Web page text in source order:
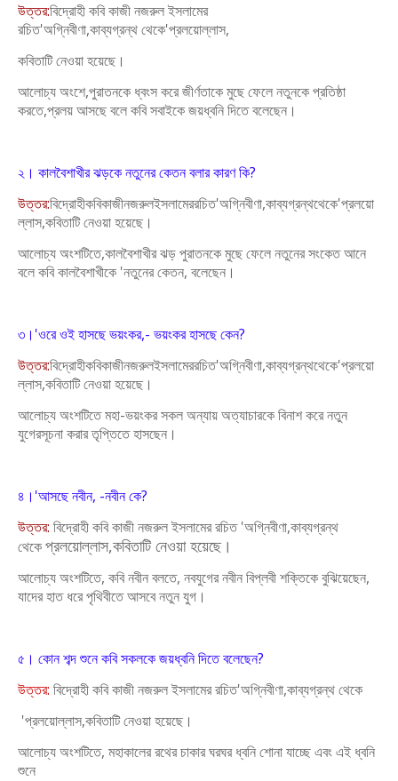
উত্তর:বিদ্রোহী কবি কাজী নজরুল ইসলামের
রচিত'অগ্নিবীণা,কাব্যগ্রন্থথেকে'প্রলয়োল্লাস,
কবিতাটি নেওয়া হয়েছে।
আলোচ্য অংশে,পুরাতনকে ধ্বংস করে জীর্ণতাকে মুছে ফেলে নতুনকে প্রতিষ্ঠা
করতে,প্রলয়আসছে বলে কবি সবাইকে জয়ধ্বনি দিতে বলেছেন।
২। কালবৈশাখীর ঝড়কে নতুনের কেতন বলার কারণ কি?
উত্তর:বিদ্রোহীকবিকাজীনজরুলইসলামেররচিত'অগ্নিবীণা,কাব্যগ্রন্থথেকে'প্রলয়ো
ল্লাস,কবিতাটি নেওয়া হয়েছে।
আলোচ্য অংশটিতে,কালবৈশাখীর ঝড় পুরাতনকে মুছে ফেলে নতুনের সংকেত আনে
বলেকবি কালবৈশাখীকে 'নতুনের কেতন, বলেছেন।
৩।'ওরে ওই হাসছে ভয়ংকর,- ভয়ংকর হাসছে কেন?
উত্তর:বিদ্রোহীকবিকাজীনজরুলইসলামেররচিত'অগ্নিবীণা,কাব্যগ্রন্থথেকে'প্রলয়ো
ল্লাস,কবিতাটি নেওয়া হয়েছে।
আলোচ্য অংশটিতে মহা-ভয়ংকর সকল অন্যায় অত্যাচারকে বিনাশ করে নতুন
যুগেরসূচনাকরার তৃপ্তিতে হাসছেন।
৪।'আসছে নবীন, -নবীন কে?
উত্তর: বিদ্রোহী কবি কাজী নজরুল ইসলামের রচিত 'অগ্নিবীণা,কাব্যগ্রন্থ
থেকেপ্রলয়োল্লাস,কবিতাটি নেওয়া হয়েছে।
আলোচ্য অংশটিতে, কবি নবীন বলতে, নবযুগের নবীন বিপ্লবীশক্তিকে বুঝিয়েছেন,
যাদের হাত ধরে পৃথিবীতে আসবে নতুন যুগ।
৫। কোন শব্দ শুনে কবি সকলকে জয়ধ্বনি দিতে বলেছেন?
উত্তর: বিদ্রোহী কবি কাজী নজরুল ইসলামের রচিত'অগ্নিবীণা,কাব্যগ্রন্থ থেকে
'প্রলয়োল্লাস,কবিতাটি নেওয়া হয়েছে।
আলোচ্য অংশটিতে, মহাকালের রথের চাকার ঘরঘর ধ্বনি শোনা যাচ্ছে এবং এই ধ্বনি
শুনে